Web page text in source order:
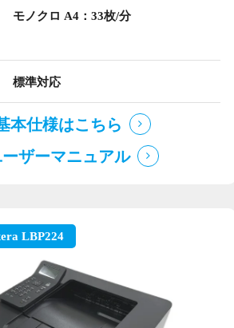
モノクロ A4：33枚/分
標準対応
本仕様はこちら
ザーマニュアル
LBP224